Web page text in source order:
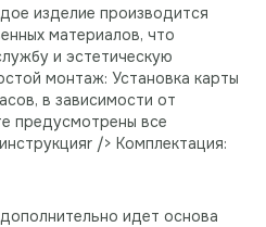
изделие производится
материалов, что
и эстетическую
монтаж: Установка карты
в зависимости от
предусмотрены все
/> Комплектация:
идет основа